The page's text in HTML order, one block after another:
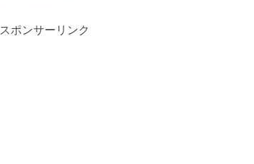
スポンサーリンク